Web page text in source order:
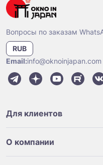
Вопросы по заказам
RUB
Email:info@oknoinjapan.com
Для клиентов
О компании